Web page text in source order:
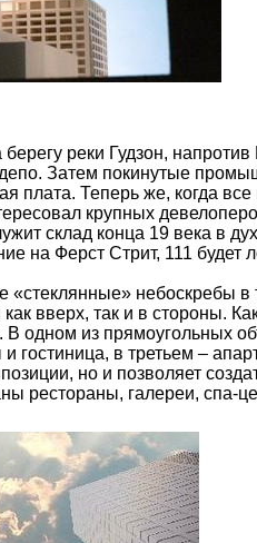
берегу реки Гудзон,
Затем покинутые
плата. Теперь же, когда
крупных
склад конца 19 века в
на Ферст Стрит, 111 будет
«стеклянные» небоскребы
вверх, так и в стороны.
одном из прямоугольных
и гостиница, в третьем –
но и позволяет
рестораны, галереи, спа-